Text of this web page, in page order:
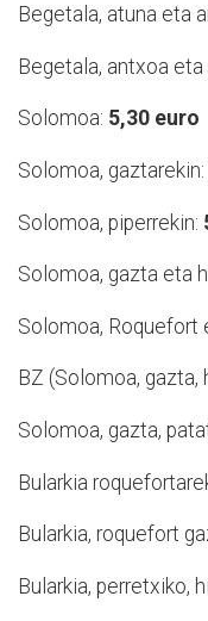
Begetala, atuna eta
Begetala, antxoa
Solomoa: 5,30 euro
Solomoa, gaztarekin:
Solomoa, piperrekin:
Solomoa, gazta eta
Solomoa, Roquefort
BZ (Solomoa, gazta,
Solomoa, gazta,
Bularkia
Bularkia, roquefort
Bularkia, perretxiko,